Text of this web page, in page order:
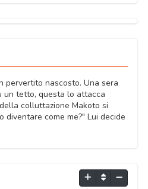
pervertito nascosto. Una sera
un tetto, questa lo attacca
colluttazione Makoto si
come me?" Lui decide